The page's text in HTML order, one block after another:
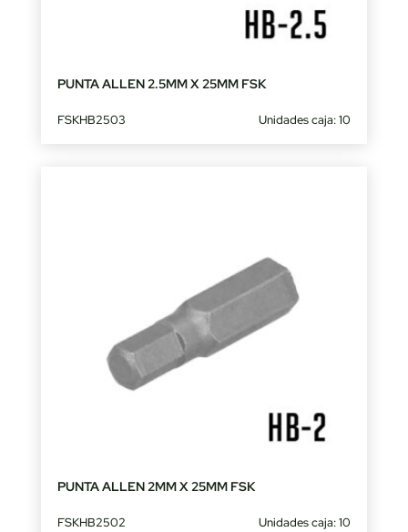
PUNTA ALLEN 2.5MM X 25MM FSK
FSKHB2503 Unidades caja: 10
PUNTA ALLEN 2MM X 25MM FSK
FSKHB2502 Unidades caja: 10